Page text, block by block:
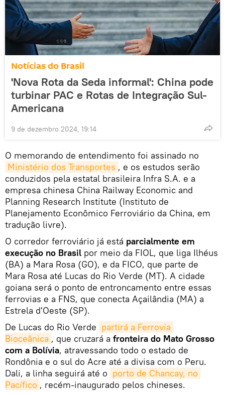
Notícias do Brasil
'Nova Rota da Seda informal': China pode
turbinar PAC e Rotas de Integração Sul-
Americana
9 de dezembro 2024, 19:14
O memorando de entendimento foi assinado no
Ministério dos Transportes , e os estudos serão
conduzidos pela estatal brasileira Infra S.A. e a
empresa chinesa China Railway Economic and
Planning Research Institute (Instituto de
Planejamento Econômico Ferroviário da China, em
tradução livre).
O corredor ferroviário já está parcialmente em
execução no Brasil por meio da FIOL, que liga Ilhéus
(BA) a Mara Rosa (GO), e da FICO, que parte de
Mara Rosa até Lucas do Rio Verde (MT). A cidade
goiana será o ponto de entroncamento entre essas
ferrovias e a FNS, que conecta Açailândia (MA) a
Estrela d'Oeste (SP).
De Lucas do Rio Verde partirá a Ferrovia
Bioceânica , que cruzará a fronteira do Mato Grosso
com a Bolívia, atravessando todo o estado de
Rondônia e o sul do Acre até a divisa com o Peru.
Dali, a linha seguirá até o porto de Chancay, no
Pacífico , recém-inaugurado pelos chineses.